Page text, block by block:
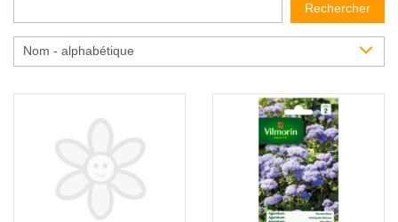
Glossaire
Emplois
Rechercher
Nom - alphabétique